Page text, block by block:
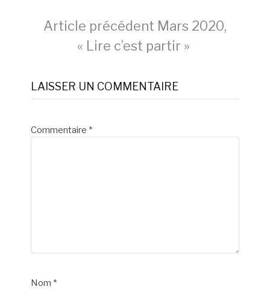
Lire
la
suite
Article précédent Mars 2020,
« Lire c’est partir »
LAISSER UN COMMENTAIRE
Commentaire *
Nom *